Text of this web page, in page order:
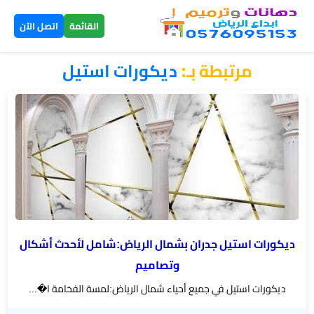
القائمة اتصل الآن ×
دهانات
داخلية
خارجية
الرياض
بديل
مرتبطة بـ:ديكورات استيل
ديكورات استيل جدران بشمال الرياض:شامل لأحدث أشكال
وتصاميم
ديكورات استيل في جميع أحياء شمال الرياض:لمسة الفخامة ا�...